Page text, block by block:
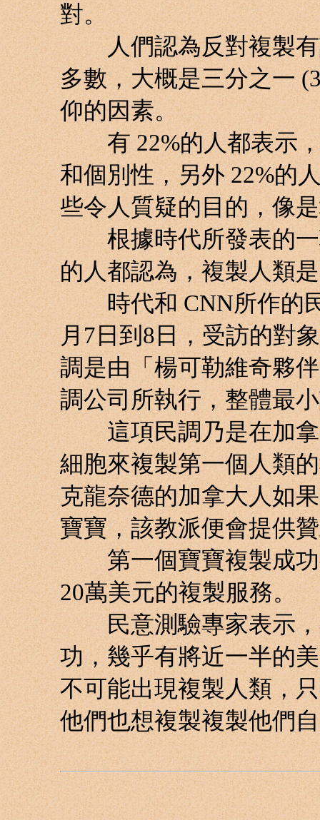
對。
人們認為反對複製有
多數，大概是三分之一
仰的因素。
有 22%的人都表示，
和個別性，另外 22%的
些令人質疑的目的，像
根據時代所發表的一
的人都認為，複製人類
時代和 CNN所作的民
月7日到8日，受訪的對
調是由「楊可勒維奇夥
調公司所執行，整體最
這項民調乃是在加拿
細胞來複製第一個人類
克龍奈德的加拿大人如
寶寶，該教派便會提供
第一個寶寶複製成功
20萬美元的複製服務。
民意測驗專家表示，
功，幾乎有將近一半的
不可能出現複製人類，
他們也想複製複製他們